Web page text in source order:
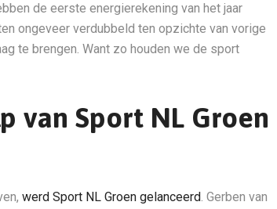
de eerste energierekening van het jaar
ongeveer verdubbeld ten opzichte van vorige
te brengen. Want zo houden we de sport
van Sport NL Groen
werd Sport NL Groen gelanceerd. Gerben van